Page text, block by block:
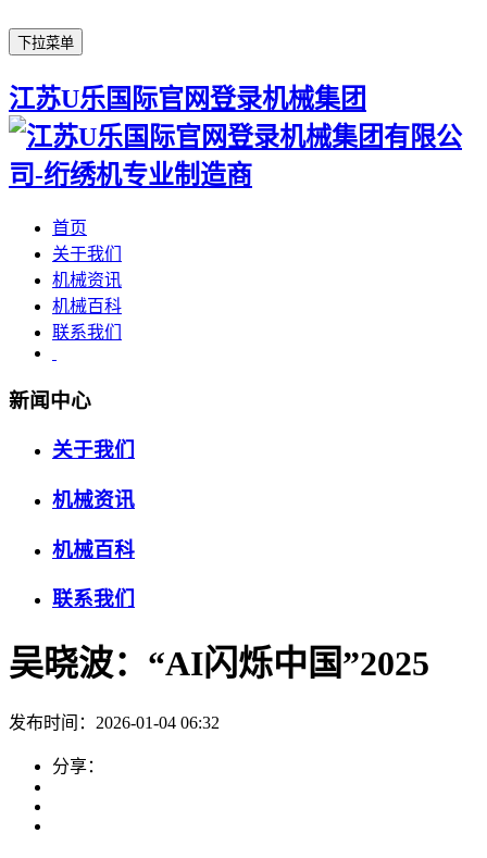
下拉菜单
江苏U乐国际官网登录机械集团
首页
关于我们
机械资讯
机械百科
联系我们
新闻中心
关于我们
机械资讯
机械百科
联系我们
吴晓波：“AI闪烁中国”2025
发布时间：2026-01-04 06:32
分享：